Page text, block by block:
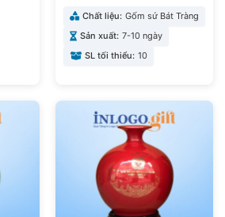
Chất liệu: Gốm sứ Bát Tràng
Sản xuất: 7-10 ngày
SL tối thiểu: 10